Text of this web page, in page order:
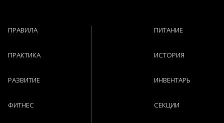
ПРАВИЛА
ПРАКТИКА
РАЗВИТИЕ
ФИТНЕС
ПИТАНИЕ
ИСТОРИЯ
ИНВЕНТАРЬ
СЕКЦИИ